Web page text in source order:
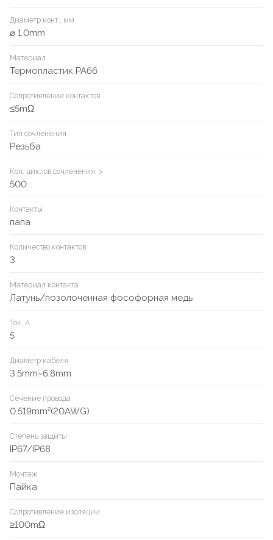
Диаметр конт., мм
⌀ 1.0mm
Материал
Термопластик PA66
Сопротивление контактов
≤5mΩ
Тип сочленения
Резьба
Кол. циклов сочленения, >
500
Контакты
папа
Количество контактов
3
Материал контакта
Латунь/позолоченная фософорная медь
Ток, А
5
Диаметр кабеля
3.5mm~6.8mm
Сечение провода
0.519mm²(20AWG)
Степень защиты
IP67/IP68
Монтаж
Пайка
Сопротивление изоляции
≥100mΩ